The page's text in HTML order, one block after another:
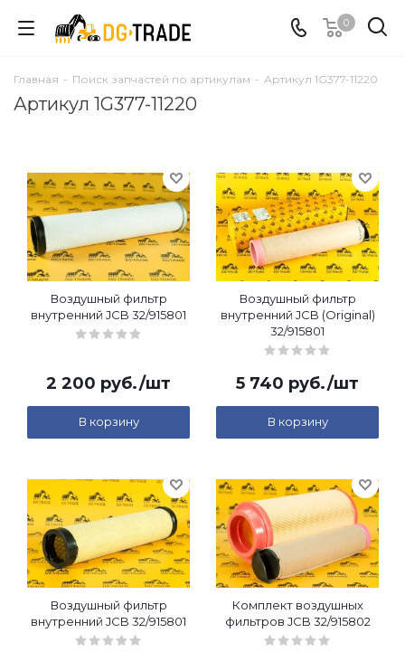
0
Главная - Поиск запчастей по артикулам - Артикул 1G377-11220
Артикул 1G377-11220
Воздушный фильтр
внутренний JCB 32/915801
2 200 руб./шт
В корзину
Воздушный фильтр
внутренний JCB (Original)
32/915801
5 740 руб./шт
В корзину
Воздушный фильтр
внутренний JCB 32/915801
Комплект воздушных
фильтров JCB 32/915802